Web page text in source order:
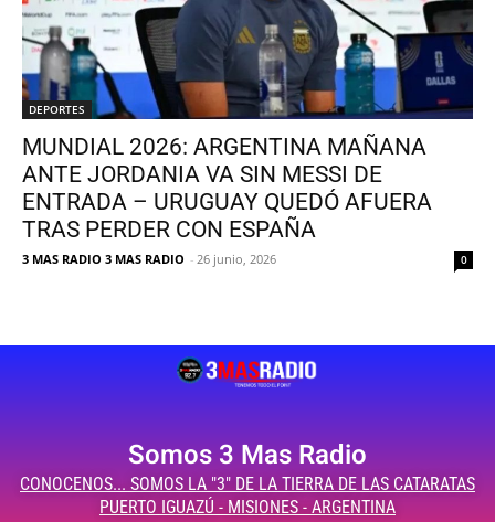
DEPORTES
MUNDIAL 2026: ARGENTINA MAÑANA
ANTE JORDANIA VA SIN MESSI DE
ENTRADA – URUGUAY QUEDÓ AFUERA
TRAS PERDER CON ESPAÑA
3 MAS RADIO 3 MAS RADIO - 26 junio, 2026 0
Somos 3 Mas Radio
CONOCENOS... SOMOS LA "3" DE LA TIERRA DE LAS CATARATAS
PUERTO IGUAZÚ - MISIONES - ARGENTINA